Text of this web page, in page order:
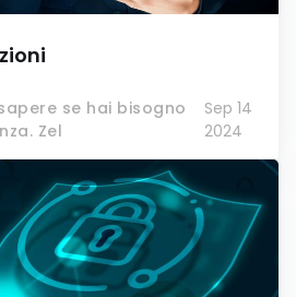
se hai bisogno
Zel
Sep 14
2024